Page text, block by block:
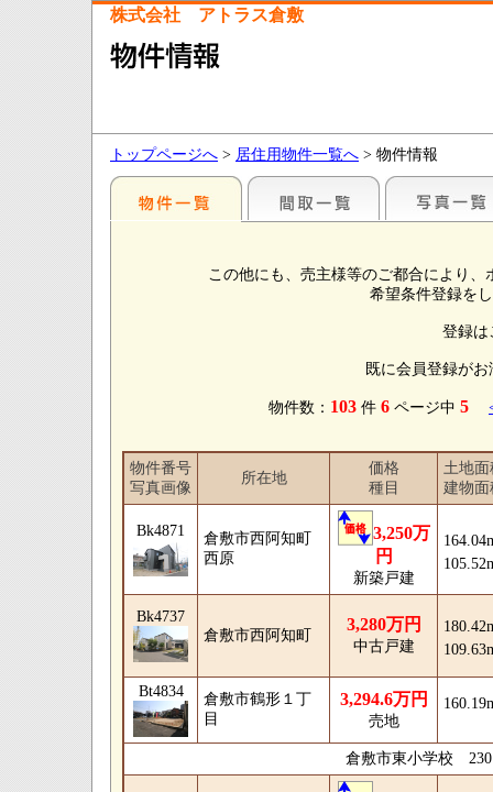
株式会社 アトラス倉敷
トップページへ > 居住用物件一覧へ > 物件情報
この他にも、売主様等のご都合により
希望条件登録を
登録
既に会員登録が
物件数： 103 件 6 ページ中 5
物件番号
写真画像
所在地
価格
種目
土地面
建物面
Bk4871
倉敷市西阿知町
西原
3,250万
円
新築戸建
Bk4737
倉敷市西阿知町
3,280万円
中古戸建
Bt4834
倉敷市鶴形１丁
目
3,294.6万円
売地
倉敷市東小学校